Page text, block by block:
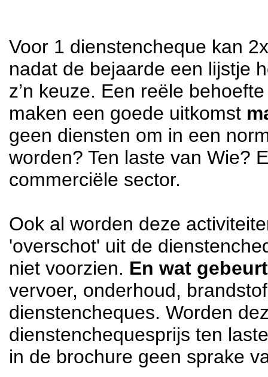
Voor 1 dienstencheque kan
nadat de bejaarde een lijstje
z’n keuze. Een reële
maken een goede uitkomst
geen diensten om in een
worden? Ten laste van Wie?
commerciële sector.
Ook al worden deze
'overschot' uit de
niet voorzien. En wat
vervoer, onderhoud,
dienstencheques. Worden
dienstenchequesprijs ten
in de brochure geen sprake